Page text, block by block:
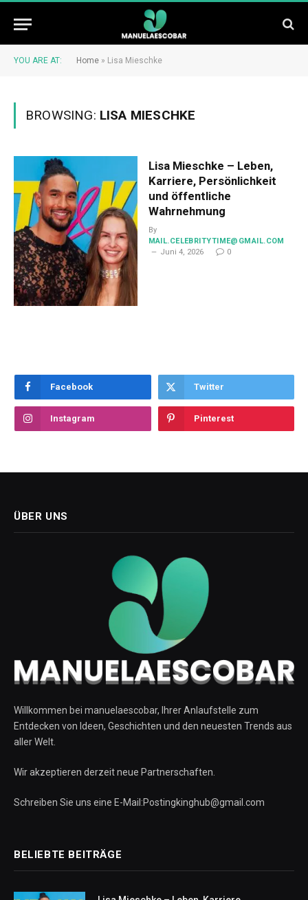
YOU ARE AT: Home » Lisa Mieschke
BROWSING: LISA MIESCHKE
Lisa Mieschke – Leben,
Karriere, Persönlichkeit
und öffentliche
Wahrnehmung
By
MAIL.CELEBRITYTIME@GMAIL.COM
Juni 4, 2026
0
Facebook Twitter
Instagram Pinterest
ÜBER UNS
Willkommen bei manuelaescobar, Ihrer Anlaufstelle zum
Entdecken von Ideen, Geschichten und den neuesten Trends aus
aller Welt.
Wir akzeptieren derzeit neue Partnerschaften.
Schreiben Sie uns eine E-Mail:Postingkinghub@gmail.com
BELIEBTE BEITRÄGE